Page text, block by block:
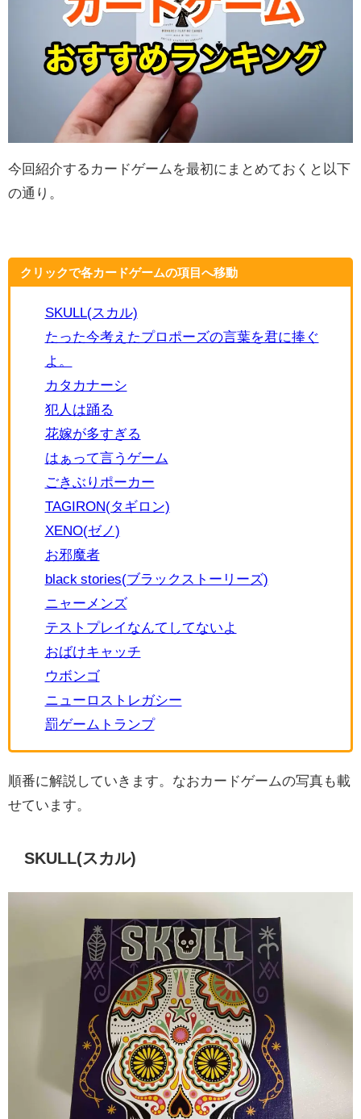
今回紹介するカードゲームを最初にまとめておくと以下
の通り。
クリックで各カードゲームの項目へ移動
SKULL(スカル)
たった今考えたプロポーズの言葉を君に捧ぐ
よ。
カタカナーシ
犯人は踊る
花嫁が多すぎる
はぁって言うゲーム
ごきぶりポーカー
TAGIRON(タギロン)
XENO(ゼノ)
お邪魔者
black stories(ブラックストーリーズ)
ニャーメンズ
テストプレイなんてしてないよ
おばけキャッチ
ウボンゴ
ニューロストレガシー
罰ゲームトランプ
順番に解説していきます。なおカードゲームの写真も載
せています。
SKULL(スカル)